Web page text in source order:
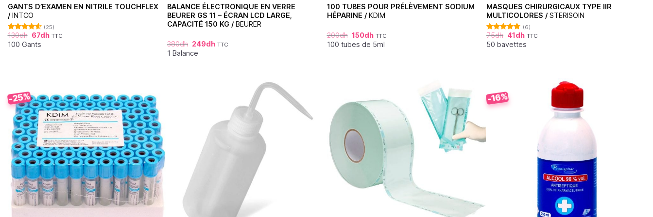
GANTS D’EXAMEN EN NITRILE TOUCHFLEX
/ INTCO
Note4.60
sur 5
(25)
130dh 67dh TTC
100 Gants
BALANCE ÉLECTRONIQUE EN VERRE
BEURER GS 11 – ÉCRAN LCD LARGE,
CAPACITÉ 150 KG / BEURER
380dh 249dh TTC
1 Balance
100 TUBES POUR PRÉLÈVEMENT SODIUM
HÉPARINE / KDIM
200dh 150dh TTC
100 tubes de 5ml
MASQUES CHIRURGICAUX TYPE IIR
MULTICOLORES / STERISOIN
Note4.83
sur 5
(6)
75dh 41dh TTC
50 bavettes
-25% -16%